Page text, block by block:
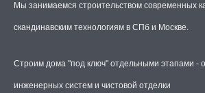
Мы занимаемся строительством современных
скандинавским технологиям в СПб и Москве.
Строим дома "под ключ" отдельными этапами -
инженерных систем и чистовой отделки